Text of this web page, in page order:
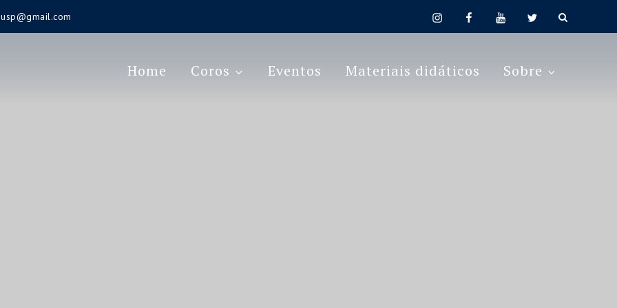
instagramfacebookyoutubetwitter
Home Coros Eventos Materiais didáticos Sobre